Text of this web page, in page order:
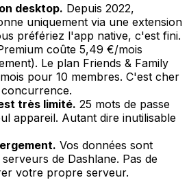
desktop. Depuis 2022,
uniquement via une extension
préfériez l'app native, c'est fini.
coûte 5,49 €/mois
Le plan Friends & Family
pour 10 membres. C'est cher
très limité. 25 mots de passe
appareil. Autant dire inutilisable
Vos données sont
de Dashlane. Pas de
votre propre serveur.